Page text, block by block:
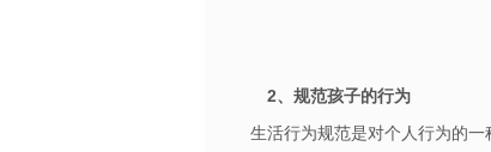
2、规范孩子的行为
生活行为规范是对个人行为的